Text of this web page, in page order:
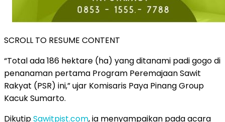
SCROLL TO RESUME CONTENT
“Total ada 186 hektare (ha) yang ditanami padi gogo di
penanaman pertama Program Peremajaan Sawit
Rakyat (PSR) ini,” ujar Komisaris Paya Pinang Group
Kacuk Sumarto.
DikutipSawitpist.com, ia menyampaikan pada acara